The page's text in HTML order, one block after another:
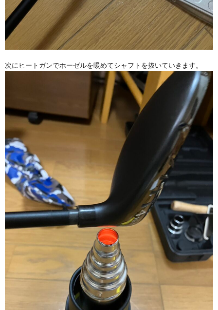
次にヒートガンでホーゼルを暖めてシャフトを抜いていきます。